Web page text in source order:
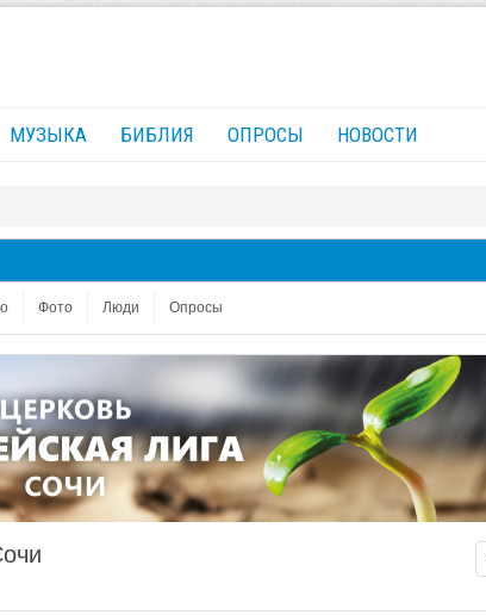
МУЗЫКА БИБЛИЯ ОПРОСЫ НОВОСТИ
Фото Люди Опросы